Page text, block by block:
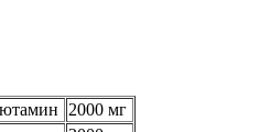
2000 мг